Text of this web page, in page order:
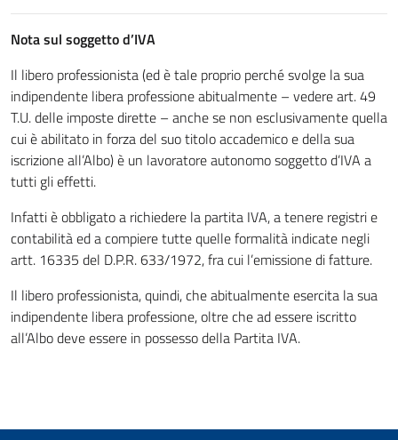
Nota sul soggetto d’IVA
Il libero professionista (ed è tale proprio perché svolge la sua
indipendente libera professione abitualmente – vedere art. 49
T.U. delle imposte dirette – anche se non esclusivamente quella
cui è abilitato in forza del suo titolo accademico e della sua
iscrizione all’Albo) è un lavoratore autonomo soggetto d’IVA a
tutti gli effetti.
Infatti è obbligato a richiedere la partita IVA, a tenere registri e
contabilità ed a compiere tutte quelle formalità indicate negli
artt. 16335 del D.P.R. 633/1972, fra cui l’emissione di fatture.
Il libero professionista, quindi, che abitualmente esercita la sua
indipendente libera professione, oltre che ad essere iscritto
all’Albo deve essere in possesso della Partita IVA.